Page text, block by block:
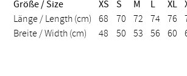
Größe / Size XS S M L XL
Länge / Length (cm)
68 70 72 74 76
Breite / Width (cm)
48 50 53 56 60